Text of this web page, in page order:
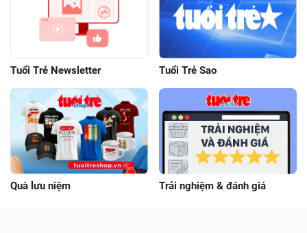
Tuổi Trẻ Newsletter Tuổi Trẻ Sao
Quà lưu niệm Trải nghiệm & đánh giá